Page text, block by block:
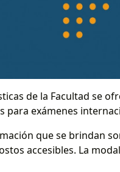
de la Facultad se
exámenes
que se brindan
accesibles. La